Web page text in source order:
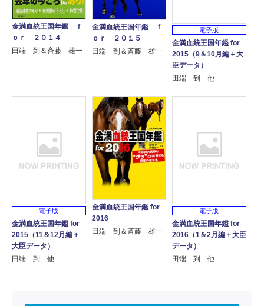
金満血統王国年鑑 ｆ
ｏｒ ２０１４
田端 到＆斉藤 雄一
金満血統王国年鑑 ｆ
ｏｒ ２０１５
田端 到＆斉藤 雄一
電子版
金満血統王国年鑑 for
2015（9＆10月編＋大
臣データ）
田端 到 他
電子版
金満血統王国年鑑 for
2015（11＆12月編＋
大臣データ）
田端 到 他
金満血統王国年鑑 for
2016
田端 到＆斉藤 雄一
電子版
金満血統王国年鑑 for
2016（1＆2月編＋大臣
データ）
田端 到 他